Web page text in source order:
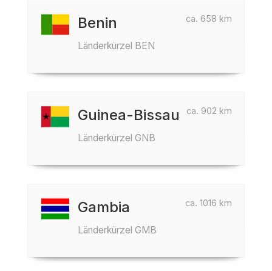
ca. 658 km
Benin
Länderkürzel BEN
ca. 902 km
Guinea-Bissau
Länderkürzel GNB
ca. 1016 km
Gambia
Länderkürzel GMB